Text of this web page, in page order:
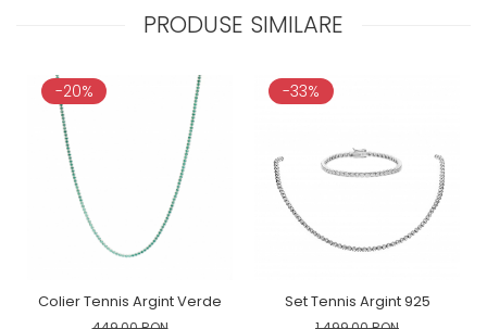
PRODUSE SIMILARE
-20%
Colier Tennis Argint Verde
-33%
Set Tennis Argint 925